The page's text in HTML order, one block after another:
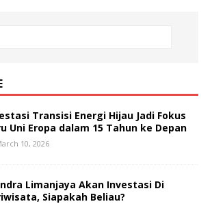
Transisi Energi Hijau Jadi Fokus
Uni Eropa dalam 15 Tahun ke Depan
10, 2026
Limanjaya Akan Investasi Di
Siapakah Beliau?